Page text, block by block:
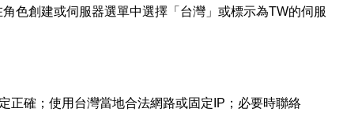
色創建或伺服器選單中選擇「台灣」或標示為TW的伺服
正確；使用台灣當地合法網路或固定IP；必要時聯絡